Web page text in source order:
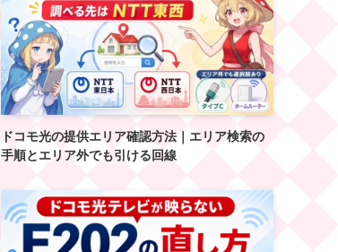
ドコモ光の提供エリア確認方法｜エリア検索の
手順とエリア外でも引ける回線